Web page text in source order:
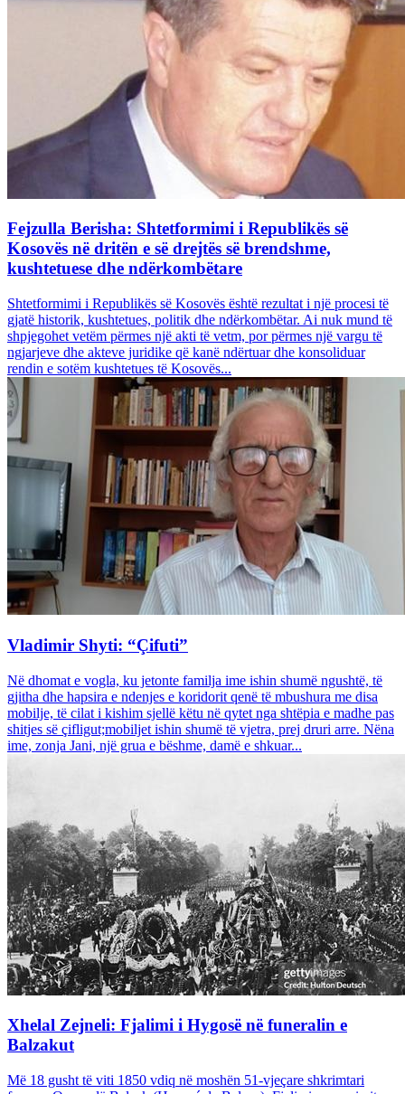
Fejzulla Berisha: Shtetformimi i Republikës së
Kosovës në dritën e së drejtës së brendshme,
kushtetuese dhe ndërkombëtare
Shtetformimi i Republikës së Kosovës është rezultat i një procesi të
gjatë historik, kushtetues, politik dhe ndërkombëtar. Ai nuk mund të
shpjegohet vetëm përmes një akti të vetm, por përmes një vargu të
ngjarjeve dhe akteve juridike që kanë ndërtuar dhe konsoliduar
rendin e sotëm kushtetues të Kosovës...
Vladimir Shyti: “Çifuti”
Në dhomat e vogla, ku jetonte familja ime ishin shumë ngushtë, të
gjitha dhe hapsira e ndenjes e koridorit qenë të mbushura me disa
mobilje, të cilat i kishim sjellë këtu në qytet nga shtëpia e madhe pas
shitjes së çifligut;mobiljet ishin shumë të vjetra, prej druri arre. Nëna
ime, zonja Jani, një grua e bëshme, damë e shkuar...
Xhelal Zejneli: Fjalimi i Hygosë në funeralin e
Balzakut
Më 18 gusht të viti 1850 vdiq në moshën 51-vjeçare shkrimtari